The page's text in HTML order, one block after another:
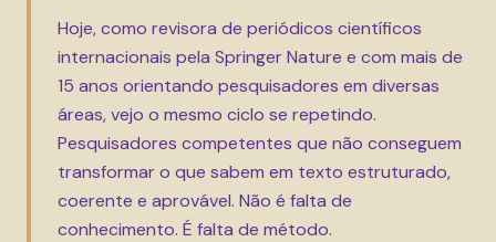
Hoje, como revisora de periódicos científicos
internacionais pela Springer Nature e com mais de
15 anos orientando pesquisadores em diversas
áreas, vejo o mesmo ciclo se repetindo.
Pesquisadores competentes que não conseguem
transformar o que sabem em texto estruturado,
coerente e aprovável. Não é falta de
conhecimento. É falta de método.